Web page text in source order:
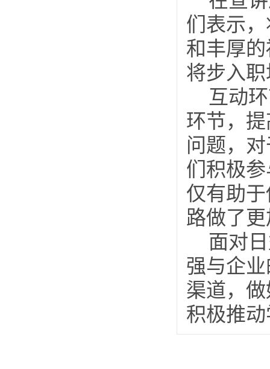
们表示
和丰厚
将步入
互动
环节，
问题，
们积极
仅有助
路做了
面对
强与企
渠道，
积极推